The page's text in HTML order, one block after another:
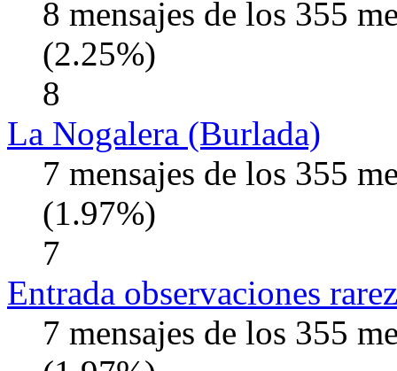
8 mensajes de los 355
(2.25%)
8
La Nogalera (Burlada)
7 mensajes de los 355
(1.97%)
7
Entrada observaciones
7 mensajes de los 355